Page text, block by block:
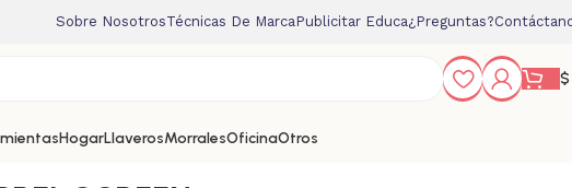
Sobre NosotrosTécnicas De MarcaPublicitar Educa¿Preguntas?
$
HogarLlaverosMorralesOficinaOtros